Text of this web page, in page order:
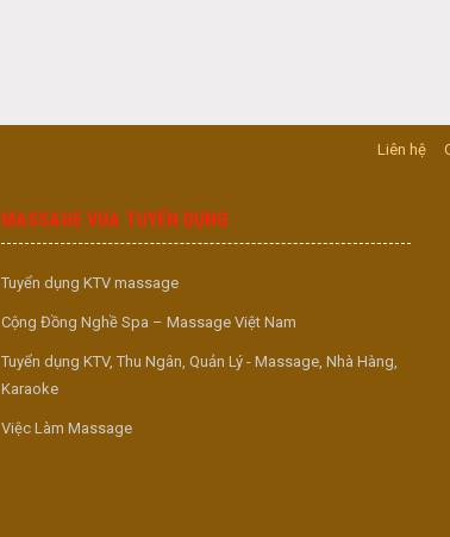
Liên hệ
MASSAGE VUA TUYỂN DỤNG
Tuyển dụng KTV massage
Cộng Đồng Nghề Spa – Massage Việt Nam
Tuyển dụng KTV, Thu Ngân, Quản Lý - Massage, Nhà Hàng,
Karaoke
Việc Làm Massage